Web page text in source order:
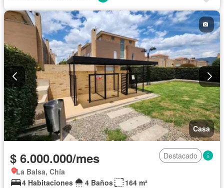
Casa
$ 6.000.000/mes
Destacado
La Balsa, Chía
4 Habitaciones
4 Baños
164 m²